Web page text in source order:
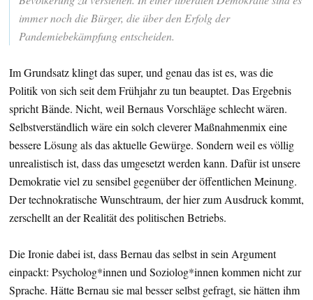
immer noch die Bürger, die über den Erfolg der
Pandemiebekämpfung entscheiden.
Im Grundsatz klingt das super, und genau das ist es, was die
Politik von sich seit dem Frühjahr zu tun beauptet. Das Ergebnis
spricht Bände. Nicht, weil Bernaus Vorschläge schlecht wären.
Selbstverständlich wäre ein solch cleverer Maßnahmenmix eine
bessere Lösung als das aktuelle Gewürge. Sondern weil es völlig
unrealistisch ist, dass das umgesetzt werden kann. Dafür ist unsere
Demokratie viel zu sensibel gegenüber der öffentlichen Meinung.
Der technokratische Wunschtraum, der hier zum Ausdruck kommt,
zerschellt an der Realität des politischen Betriebs.
Die Ironie dabei ist, dass Bernau das selbst in sein Argument
einpackt: Psycholog*innen und Soziolog*innen kommen nicht zur
Sprache. Hätte Bernau sie mal besser selbst gefragt, sie hätten ihm